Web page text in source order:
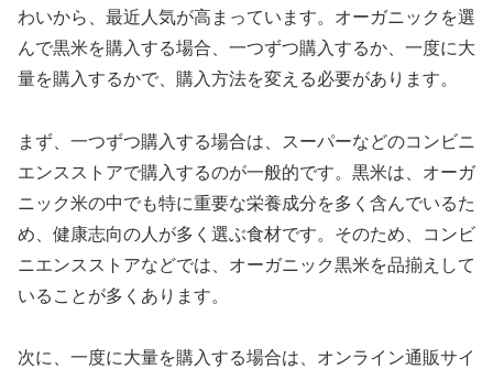
わいから、最近人気が高まっています。オーガニックを選
んで黒米を購入する場合、一つずつ購入するか、一度に大
量を購入するかで、購入方法を変える必要があります。
まず、一つずつ購入する場合は、スーパーなどのコンビニ
エンスストアで購入するのが一般的です。黒米は、オーガ
ニック米の中でも特に重要な栄養成分を多く含んでいるた
め、健康志向の人が多く選ぶ食材です。そのため、コンビ
ニエンスストアなどでは、オーガニック黒米を品揃えして
いることが多くあります。
次に、一度に大量を購入する場合は、オンライン通販サイ